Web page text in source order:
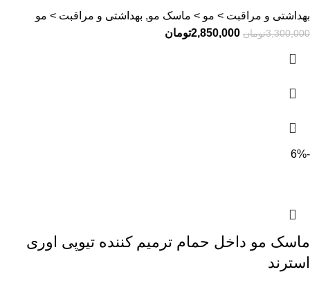
بهداشتی و مراقبت > مو > ماسک مو, بهداشتی و مراقبت > مو
3,300,000تومان 2,850,000تومان
-6%
ماسک مو داخل حمام ترمیم کننده تیوپی اوری
استرند